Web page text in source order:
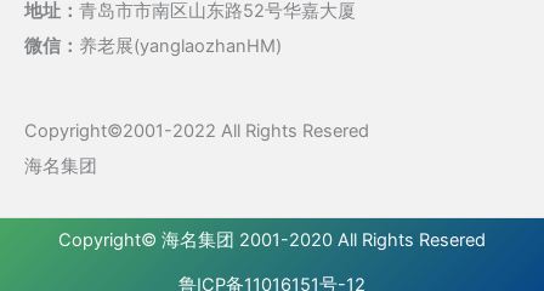
地址： 青岛市市南区山东路52号华嘉大厦
微信： 养老展(yanglaozhanHM)
Copyright©2001-2022 All Rights Resered
海名集团
Copyright© 海名集团 2001-2020 All Rights Resered
鲁ICP备11016151号-12